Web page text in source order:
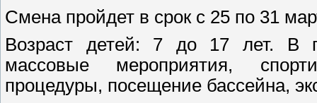
Смена пройдет в срок с 25 по 31
Возраст детей: 7 до 17 лет. В
массовые мероприятия,
процедуры, посещение бассейна,